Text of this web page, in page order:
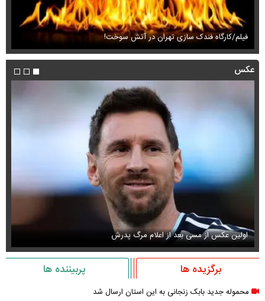
فیلم/کارگاه فندک سازی تهران در آتش سوخت!
عکس
اولین عکس از مسی بعد از اعلام مرگ پدرش
برگزیده ها پربیننده ها
محموله جدید بابک زنجانی به این استان ارسال شد